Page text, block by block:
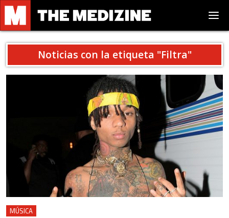
Noticias con la etiqueta "Filtra"
MÚSICA